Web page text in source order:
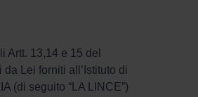
Artt. 13,14 e 15 del
Lei forniti all’Istituto di
(di seguito “LA LINCE”)